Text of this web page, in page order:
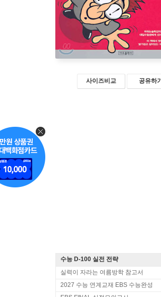
사이즈비교 공유하기
수능 D-100 실전 전략
실력이 자라는 여름방학 참고서
2027 수능 연계교재 EBS 수능완성